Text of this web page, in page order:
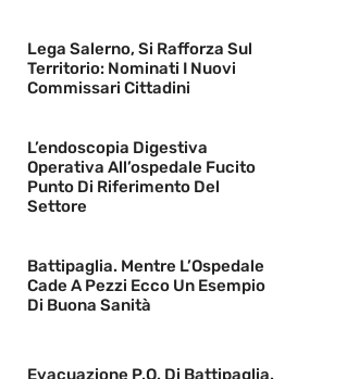
Lega Salerno, Si Rafforza Sul
Territorio: Nominati I Nuovi
Commissari Cittadini
L’endoscopia Digestiva
Operativa All’ospedale Fucito
Punto Di Riferimento Del
Settore
Battipaglia. Mentre L’Ospedale
Cade A Pezzi Ecco Un Esempio
Di Buona Sanità
Evacuazione P.O. Di Battipaglia.